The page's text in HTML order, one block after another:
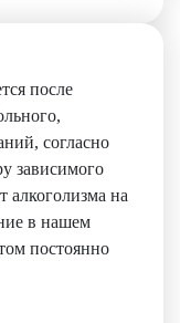
после
согласно
зависимого
алкоголизма на
в нашем
постоянно